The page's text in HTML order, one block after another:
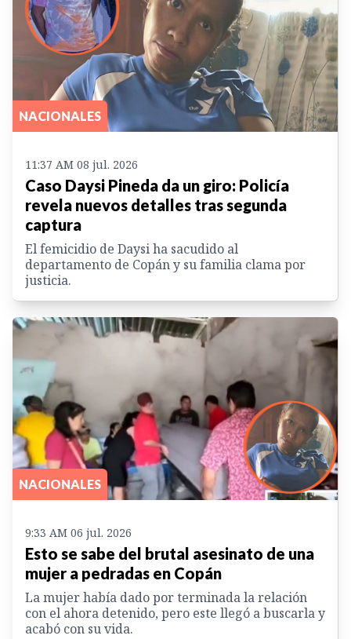
NACIONALES
11:37 AM 08 jul. 2026
Caso Daysi Pineda da un giro: Policía
revela nuevos detalles tras segunda
captura
El femicidio de Daysi ha sacudido al
departamento de Copán y su familia clama por
justicia.
NACIONALES
9:33 AM 06 jul. 2026
Esto se sabe del brutal asesinato de una
mujer a pedradas en Copán
La mujer había dado por terminada la relación
con el ahora detenido, pero este llegó a buscarla y
acabó con su vida.